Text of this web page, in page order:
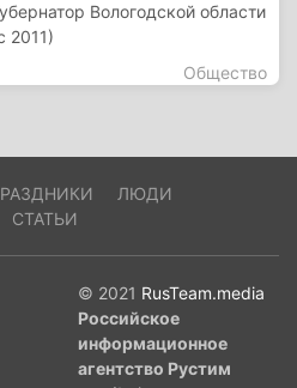
Вологодской области
2011)
Общество
ЛЮДИ
СТАТЬИ
© 2021 RusTeam.media
Российское
информационное
агентство Рустим